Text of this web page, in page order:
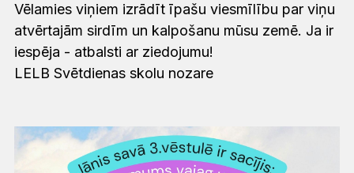
Vēlamies viņiem izrādīt īpašu viesmīlību par viņu
atvērtajām sirdīm un kalpošanu mūsu zemē. Ja ir
iespēja - atbalsti ar ziedojumu!
LELB Svētdienas skolu nozare